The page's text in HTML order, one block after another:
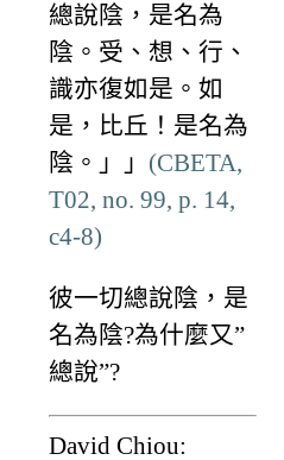
總說陰，是名為
陰。受、想、行、
識亦復如是。如
是，比丘！是名為
陰。」」 (CBETA,
T02, no. 99, p. 14,
c4-8)
彼一切總說陰，是
名為陰?為什麼又”
總說”?
David Chiou: